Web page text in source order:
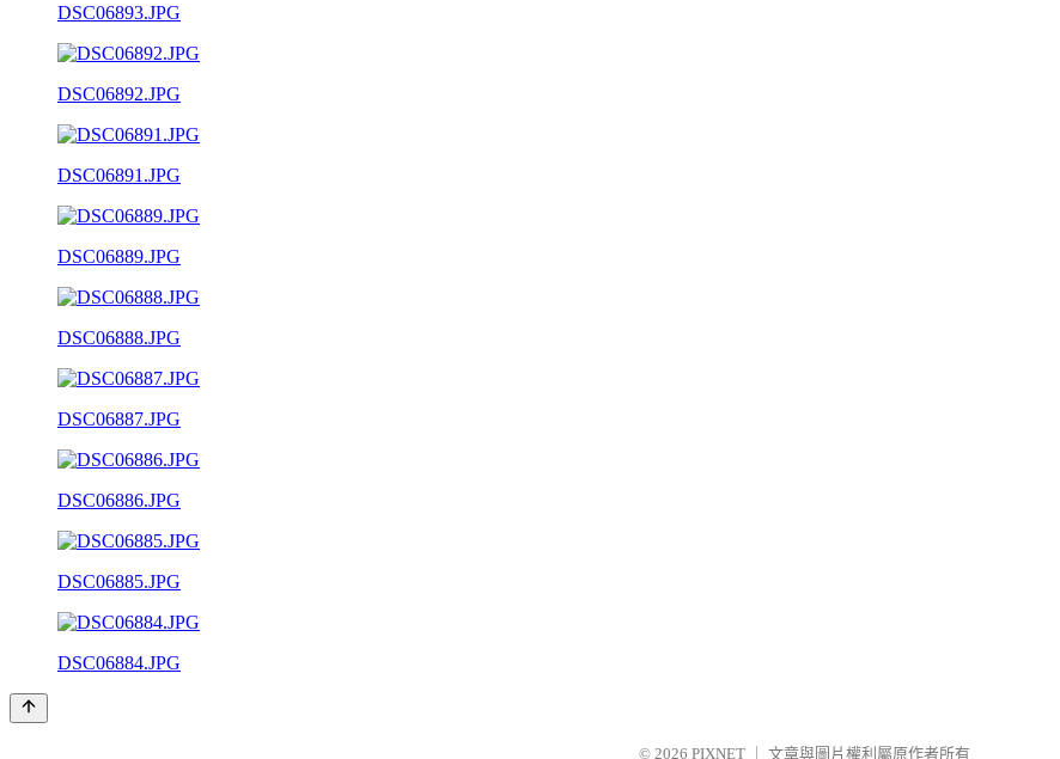
DSC06893.JPG
DSC06892.JPG
DSC06891.JPG
DSC06889.JPG
DSC06888.JPG
DSC06887.JPG
DSC06886.JPG
DSC06885.JPG
DSC06884.JPG
© 2026 PIXNET 文章與圖片權利屬原作者所有